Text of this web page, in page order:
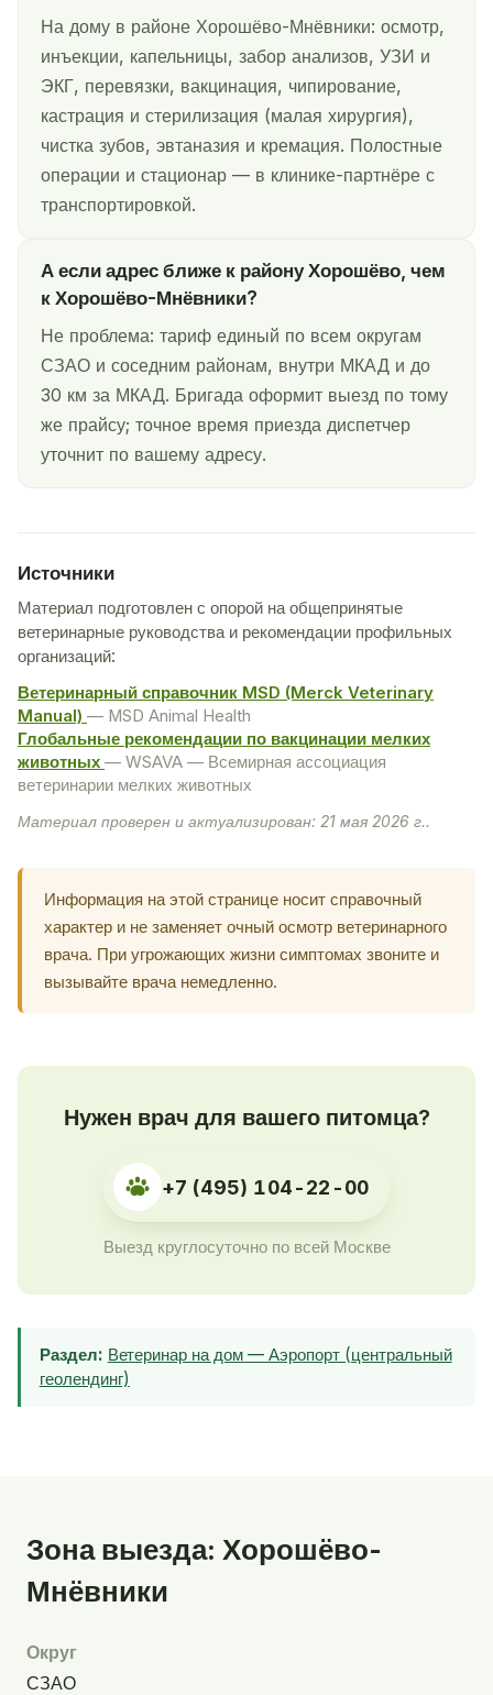
На дому в районе Хорошёво-Мнёвники: осмотр,
инъекции, капельницы, забор анализов, УЗИ и
ЭКГ, перевязки, вакцинация, чипирование,
кастрация и стерилизация (малая хирургия),
чистка зубов, эвтаназия и кремация. Полостные
операции и стационар — в клинике-партнёре с
транспортировкой.
А если адрес ближе к району Хорошёво, чем
к Хорошёво-Мнёвники?
Не проблема: тариф единый по всем округам
СЗАО и соседним районам, внутри МКАД и до
30 км за МКАД. Бригада оформит выезд по тому
же прайсу; точное время приезда диспетчер
уточнит по вашему адресу.
Источники
Материал подготовлен с опорой на общепринятые
ветеринарные руководства и рекомендации профильных
организаций:
Ветеринарный справочник MSD (Merck Veterinary
Manual) — MSD Animal Health
Глобальные рекомендации по вакцинации мелких
животных — WSAVA — Всемирная ассоциация
ветеринарии мелких животных
Материал проверен и актуализирован: 21 мая 2026 г..
Информация на этой странице носит справочный
характер и не заменяет очный осмотр ветеринарного
врача. При угрожающих жизни симптомах звоните и
вызывайте врача немедленно.
Нужен врач для вашего питомца?
+7 (495) 104-22-00
Выезд круглосуточно по всей Москве
Раздел: Ветеринар на дом — Аэропорт (центральный
геолендинг)
Зона выезда: Хорошёво-
Мнёвники
Округ
СЗАО